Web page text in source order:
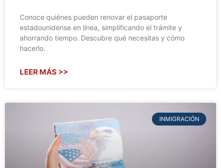
Conoce quiénes pueden renovar el pasaporte
estadounidense en línea, simplificando el trámite y
ahorrando tiempo. Descubre qué necesitas y cómo
hacerlo.
LEER MÁS >>
INMIGRACIÓN